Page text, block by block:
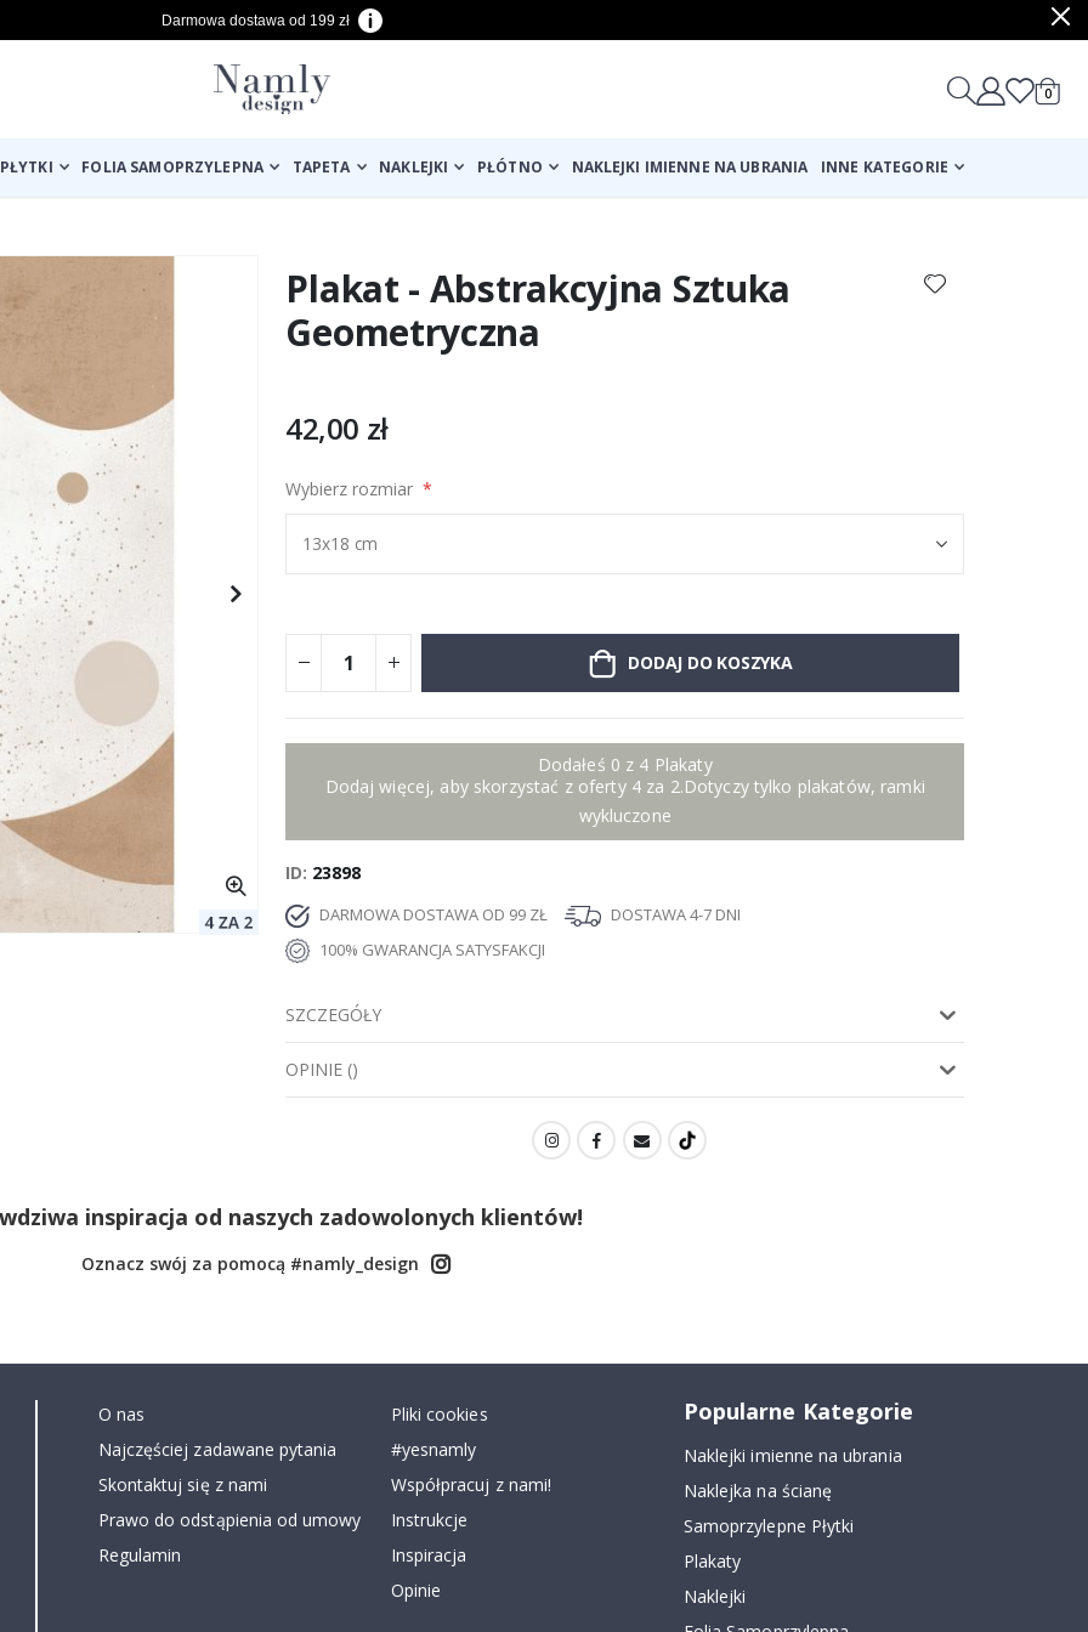
Darmowa dostawa od 199 zł
Cart
0
FOLIA SAMOPRZYLEPNA TAPETA NAKLEJKI PŁÓTNO NAKLEJKI IMIENNE NA UBRANIA INNE KATEGORIE
Plakat - Abstrakcyjna Sztuka
Geometryczna
42,00 zł
Wybierz rozmiar
DODAJ DO KOSZYKA
Dodałeś 0 z 4 Plakaty
Dodaj więcej, aby skorzystać z oferty 4 za 2.Dotyczy tylko plakatów, ramki
wykluczone
ID 23898
DARMOWA DOSTAWA OD 99 ZŁ
DOSTAWA 4-7 DNI
100% GWARANCJA SATYSFAKCJI
SZCZEGÓŁY
OPINIE ()
inspiracja od naszych zadowolonych klientów!
Oznacz swój za pomocą #namly_design
O nas
Najczęściej zadawane pytania
Skontaktuj się z nami
Prawo do odstąpienia od umowy
Regulamin
Pliki cookies
#yesnamly
Współpracuj z nami!
Instrukcje
Inspiracja
Opinie
Popularne Kategorie
Naklejki imienne na ubrania
Naklejka na ścianę
Samoprzylepne Płytki
Plakaty
Naklejki